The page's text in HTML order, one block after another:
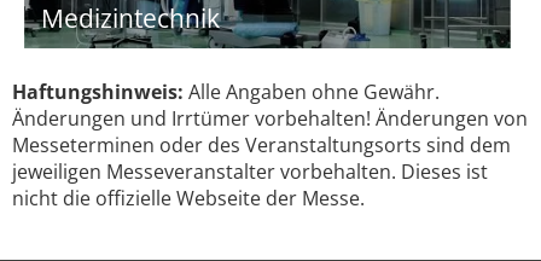
Medizintechnik
Haftungshinweis: Alle Angaben ohne Gewähr.
Änderungen und Irrtümer vorbehalten! Änderungen von
Messeterminen oder des Veranstaltungsorts sind dem
jeweiligen Messeveranstalter vorbehalten. Dieses ist
nicht die offizielle Webseite der Messe.